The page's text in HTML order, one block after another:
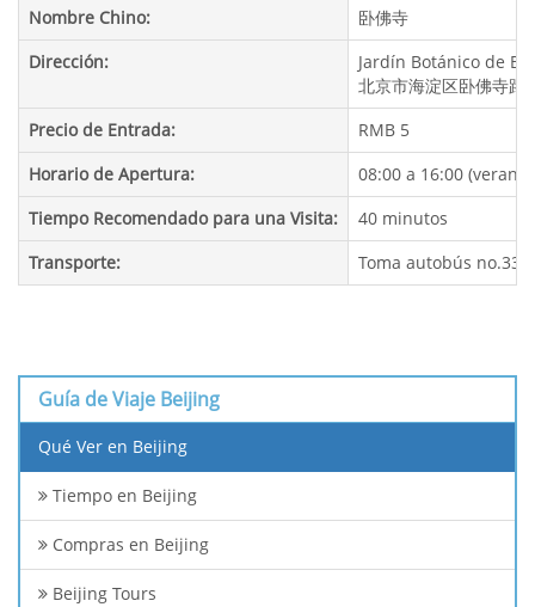
Nombre Chino:
卧佛寺
Dirección:
Jardín Botánico de
北京市海淀区卧佛寺路
Precio de Entrada:
RMB 5
Horario de Apertura:
08:00 a 16:00
Tiempo Recomendado para una Visita:
40 minutos
Transporte:
Toma autobús
Guía de Viaje Beijing
Qué Ver en Beijing
Tiempo en Beijing
Compras en Beijing
Beijing Tours